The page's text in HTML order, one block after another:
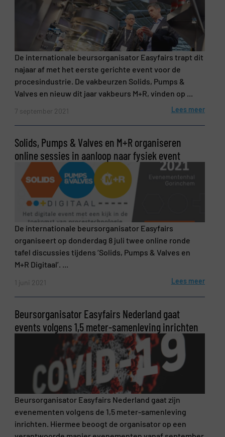
De internationale beursorganisator Easyfairs trapt dit
najaar af met het eerste gerichte event voor de
procesindustrie. De vakbeurzen Solids, Pumps &
Valves en nieuw dit jaar vakbeurs M+R, vinden op ...
7 september 2021 Lees meer
Solids, Pumps & Valves en M+R organiseren
online sessies in aanloop naar fysiek event
De internationale beursorganisator Easyfairs
organiseert op donderdag 8 juli twee online ronde
tafel discussies tijdens ‘Solids, Pumps & Valves en
M+R Digitaal’. ...
1 juni 2021 Lees meer
Beursorganisator Easyfairs Nederland gaat
events volgens 1,5 meter-samenleving inrichten
Beursorganisator Easyfairs Nederland gaat zijn
evenementen volgens de 1,5 meter-samenleving
inrichten. Hiermee beoogt de organisator op een